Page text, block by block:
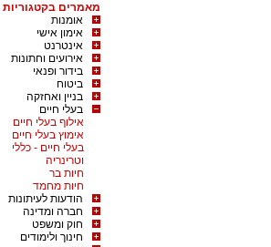
מאמרים
אומנות
אימון אישי
אינטרנט
אירועים וחתונות
בידור ופנאי
ביטוח
בניין ואחזקה
בעלי חיים
אילוף בעלי חיים
אימוץ בעלי חיים
בעלי חיים - כללי
וטרינריה
חיות בר
חיות מחמד
הודעות לעיתונות
חברה ומדינה
חוק ומשפט
חינוך ולימודים